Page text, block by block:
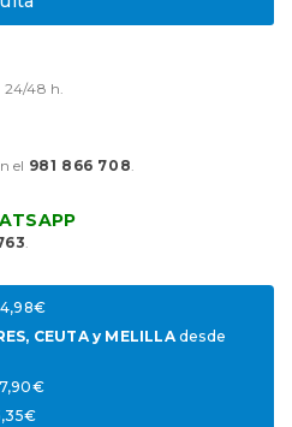
24/48 h.
el 981 866 708.
.
CEUTA y MELILLAdesde